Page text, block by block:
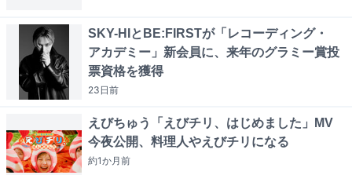
SKY-HIとBE:FIRSTが「レコーディング・
アカデミー」新会員に、来年のグラミー賞投
票資格を獲得
23日前
えびちゅう「えびチリ、はじめました」MV
今夜公開、料理人やえびチリになる
約1か月前